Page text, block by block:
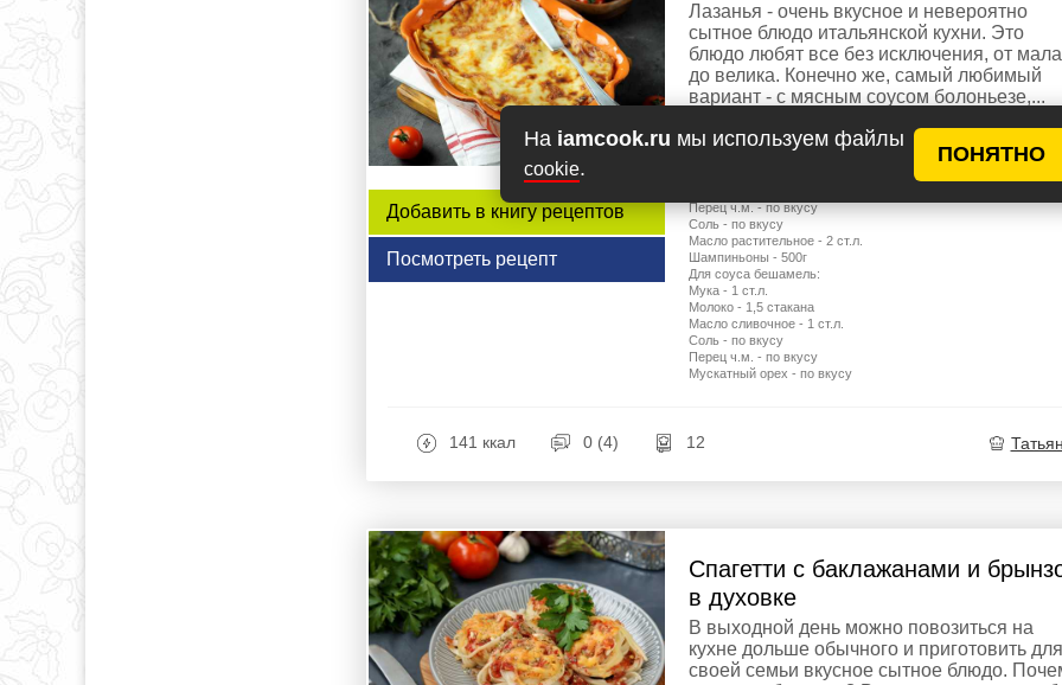
На iamcook.ru мы используем файлы
cookie.
ПОНЯТНО
Добавить в книгу рецептов
Посмотреть рецепт
Лазанья - очень вкусное и невероятно
сытное блюдо итальянской кухни. Это
блюдо любят все без исключения, от мала
до велика. Конечно же, самый любимый
вариант - с мясным соусом болоньезе,...
Ингредиенты
Перец ч.м. - по вкусу
Соль - по вкусу
Масло растительное - 2 ст.л.
Шампиньоны - 500г
Для соуса бешамель:
Мука - 1 ст.л.
Молоко - 1,5 стакана
Масло сливочное - 1 ст.л.
Соль - по вкусу
Перец ч.м. - по вкусу
Мускатный орех - по вкусу
141 ккал 0 (4) 12
Спагетти с баклажанами и
в духовке
В выходной день можно повозиться на
кухне дольше обычного и приготовить для
своей семьи вкусное сытное блюдо.